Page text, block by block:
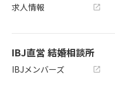
求人情報
IBJ直営 結婚相談所
IBJメンバーズ